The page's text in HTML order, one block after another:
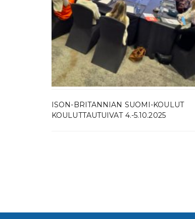
ISON-BRITANNIAN SUOMI-KOULUT
KOULUTTAUTUIVAT 4.-5.10.2025